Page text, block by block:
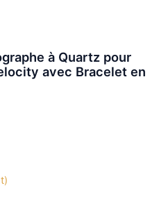
à Quartz pour
avec Bracelet en